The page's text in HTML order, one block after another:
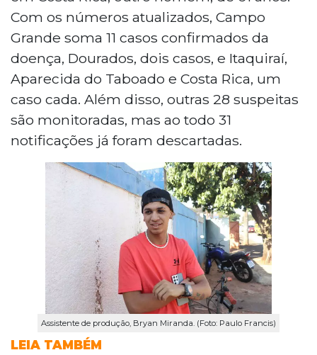
Com os números atualizados, Campo
Grande soma 11 casos confirmados da
doença, Dourados, dois casos, e Itaquiraí,
Aparecida do Taboado e Costa Rica, um
caso cada. Além disso, outras 28 suspeitas
são monitoradas, mas ao todo 31
notificações já foram descartadas.
Assistente de produção, Bryan Miranda. (Foto: Paulo Francis)
LEIA TAMBÉM